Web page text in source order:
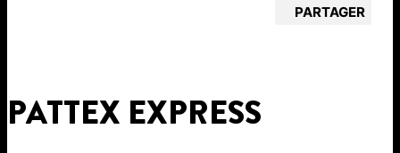
PARTAGER
PATTEX EXPRESS